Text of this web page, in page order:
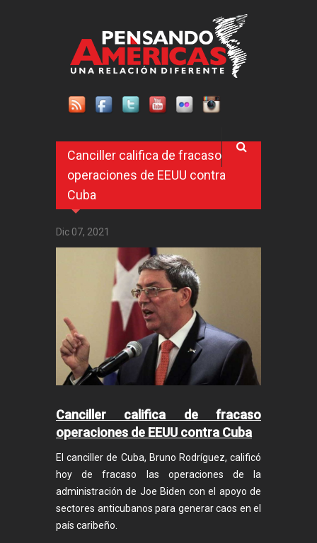
Canciller califica de fracaso
operaciones de EEUU contra
Cuba
Dic 07, 2021
Canciller califica de fracaso
operaciones de EEUU contra Cuba
El canciller de Cuba, Bruno Rodríguez, calificó
hoy de fracaso las operaciones de la
administración de Joe Biden con el apoyo de
sectores anticubanos para generar caos en el
país caribeño.